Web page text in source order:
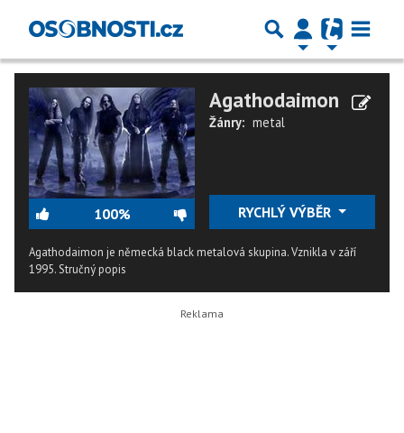
100%
Agathodaimon
Žánry: metal
RYCHLÝ VÝBĚR
Agathodaimon je německá black metalová skupina. Vznikla v září
1995.Stručný popis